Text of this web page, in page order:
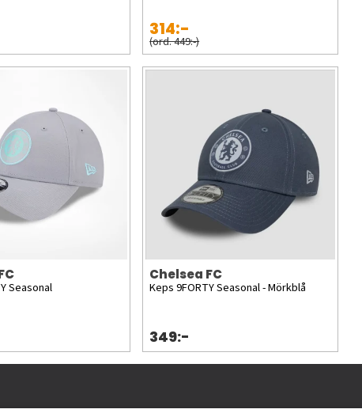
314:-
(ord. 449:-)
Seasonal
Chelsea FC
Keps 9FORTY Seasonal - Mörkblå
349:-